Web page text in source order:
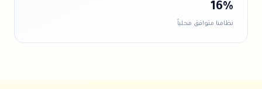
16%
نظامنا متوافق محلياً